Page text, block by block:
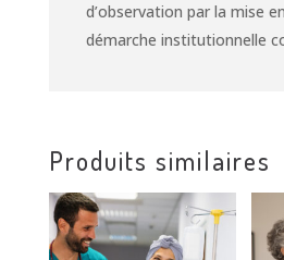
d’observation par la mise
démarche institutionnelle
Produits similaires